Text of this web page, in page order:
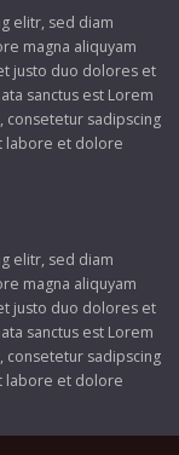
elitr, sed diam
magna aliquyam
justo duo dolores et
sanctus est Lorem
consetetur sadipscing
labore et dolore
elitr, sed diam
magna aliquyam
justo duo dolores et
sanctus est Lorem
consetetur sadipscing
labore et dolore